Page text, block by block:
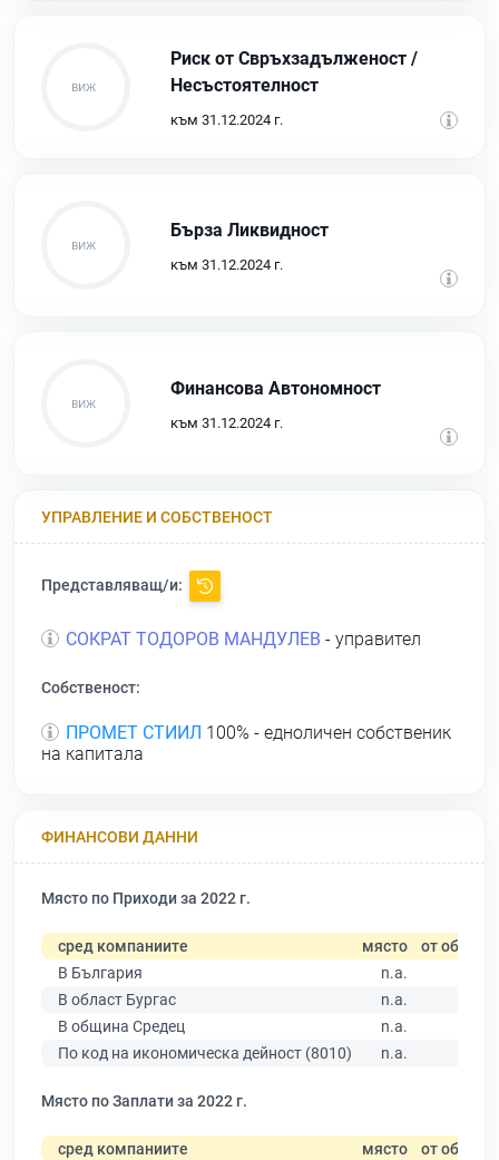
Риск от Свръхзадълженост /
Несъстоятелност
към 31.12.2024 г.
Бърза Ликвидност
към 31.12.2024 г.
Финансова Автономност
към 31.12.2024 г.
УПРАВЛЕНИЕ И СОБСТВЕНОСТ
Представляващ/и:
СОКРАТ ТОДОРОВ МАНДУЛЕВ - управител
Собственост:
ПРОМЕТ СТИИЛ 100% - едноличен собственик
на капитала
ФИНАНСОВИ ДАННИ
Място по Приходи за 2022 г.
сред компаниите място от общо
В България
n.a.
В област Бургас
n.a.
В община Средец
n.a.
По код на икономическа дейност (8010)
n.a.
Място по Заплати за 2022 г.
сред компаниите място от общо